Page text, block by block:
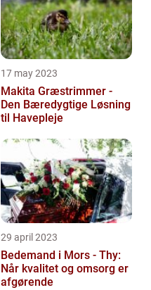
17 may 2023
Makita Græstrimmer -
Den Bæredygtige Løsning
til Havepleje
29 april 2023
Bedemand i Mors - Thy:
Når kvalitet og omsorg er
afgørende